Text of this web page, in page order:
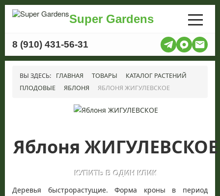
Super Gardens
8 (910) 431-56-31
ВЫ ЗДЕСЬ: ГЛАВНАЯ ТОВАРЫ
КАТАЛОГ РАСТЕНИЙ
ПЛОДОВЫЕ
ЯБЛОНЯ ЯБЛОНЯ ЖИГУЛЕВСКОЕ
Яблоня ЖИГУЛЕВСКОЕ
Деревья быстрорастущие. Форма кроны в период